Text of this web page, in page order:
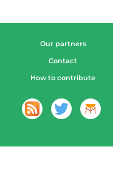
Our partners
Contact
How to contribute